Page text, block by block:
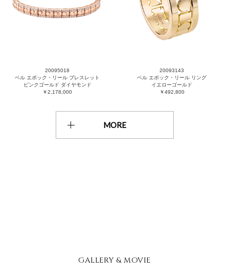
20095018
ベル エポック・リール ブレスレット
ピンクゴールド ダイヤモンド
￥2,178,000
20093143
ベル エポック・リール リング
イエローゴールド
￥492,800
MORE
GALLERY & MOVIE